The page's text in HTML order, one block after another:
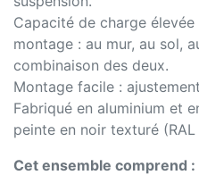
Capacité de charge
montage : au mur, au sol,
combinaison des deux.
Montage facile :
Fabriqué en aluminium et
peinte en noir texturé
Cet ensemble comprend :